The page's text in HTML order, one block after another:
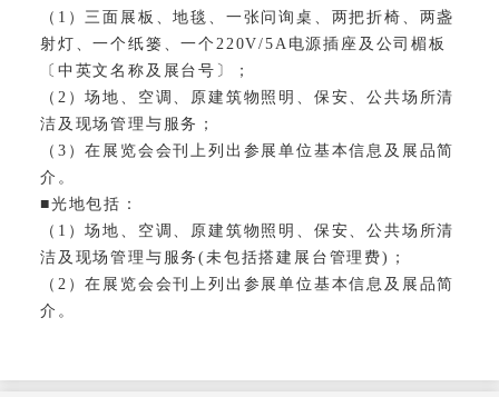
（1）三面展板、地毯、一张问询桌、两把折椅、两盏
射灯、一个纸篓、一个220V/5A电源插座及公司楣板
〔中英文名称及展台号〕；
（2）场地、空调、原建筑物照明、保安、公共场所清
洁及现场管理与服务；
（3）在展览会会刊上列出参展单位基本信息及展品简
介。
■光地包括：
（1）场地、空调、原建筑物照明、保安、公共场所清
洁及现场管理与服务(未包括搭建展台管理费)；
（2）在展览会会刊上列出参展单位基本信息及展品简
介。